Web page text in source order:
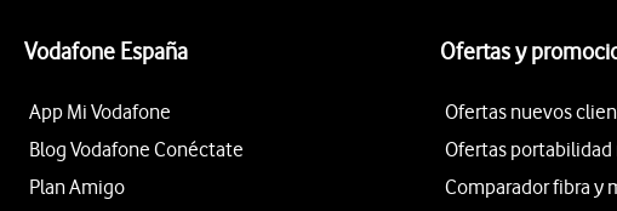
Vodafone España
App Mi Vodafone
Blog Vodafone Conéctate
Plan Amigo
Ofertas y
Ofertas nuevos
Ofertas
Comparador fibra y